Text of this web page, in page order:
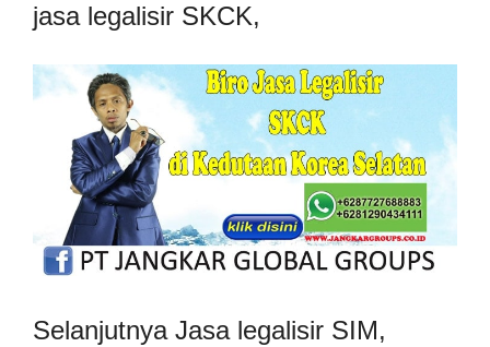
jasa legalisir SKCK,
Selanjutnya Jasa legalisir SIM,